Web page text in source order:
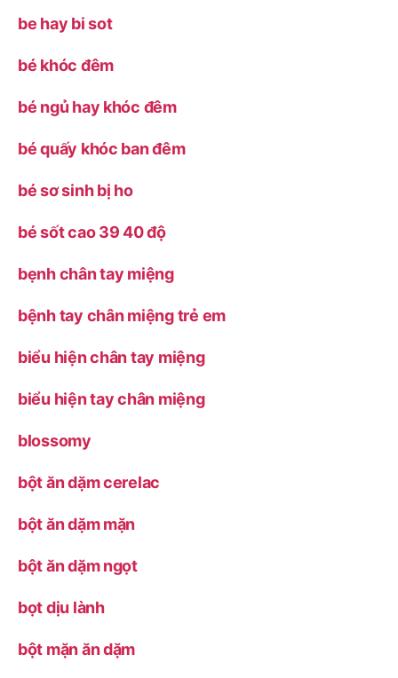
be hay bi sot
bé khóc đêm
bé ngủ hay khóc đêm
bé quấy khóc ban đêm
bé sơ sinh bị ho
bé sốt cao 39 40 độ
bẹnh chân tay miệng
bệnh tay chân miệng trẻ em
biểu hiện chân tay miệng
biểu hiện tay chân miệng
blossomy
bột ăn dặm cerelac
bột ăn dặm mặn
bột ăn dặm ngọt
bọt dịu lành
bột mặn ăn dặm